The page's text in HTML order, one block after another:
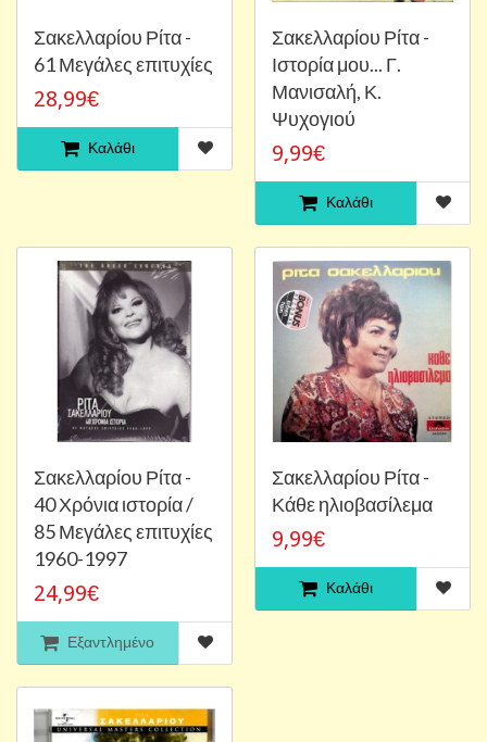
Σακελλαρίου Ρίτα -
61 Μεγάλες επιτυχίες
28,99€
Καλάθι
Σακελλαρίου Ρίτα -
Ιστορία μου... Γ.
Μανισαλή, Κ.
Ψυχογιού
9,99€
Καλάθι
Σακελλαρίου Ρίτα -
40 Χρόνια ιστορία /
85 Μεγάλες επιτυχίες
1960-1997
24,99€
Εξαντλημένο
Σακελλαρίου Ρίτα -
Κάθε ηλιοβασίλεμα
9,99€
Καλάθι